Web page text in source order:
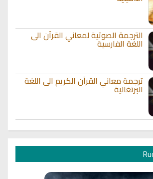
الترجمة الصوتية لمعاني القرآن الى
اللغة الفارسية
ترجمة معاني القرآن الكريم الى اللغة
البرتغالية